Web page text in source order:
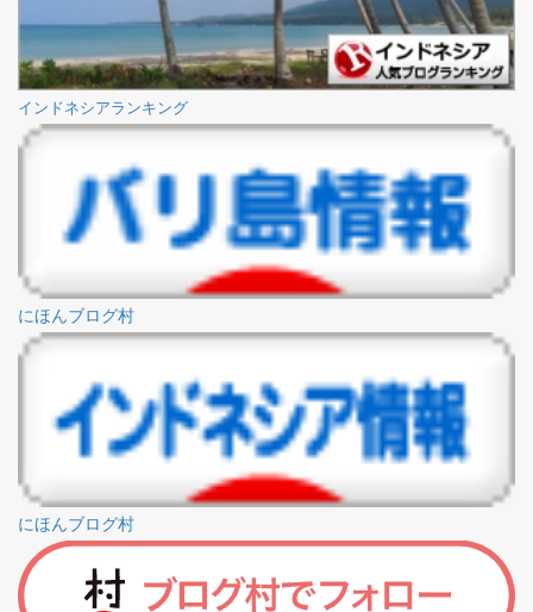
インドネシアランキング
にほんブログ村
にほんブログ村